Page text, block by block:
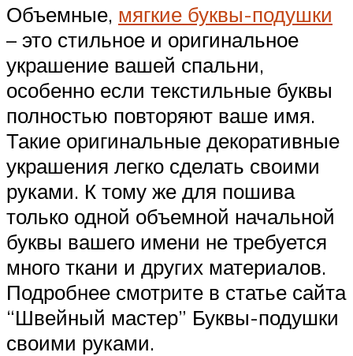
Объемные, мягкие буквы-подушки
– это стильное и оригинальное
украшение вашей спальни,
особенно если текстильные буквы
полностью повторяют ваше имя.
Такие оригинальные декоративные
украшения легко сделать своими
руками. К тому же для пошива
только одной объемной начальной
буквы вашего имени не требуется
много ткани и других материалов.
Подробнее смотрите в статье сайта
“Швейный мастер” Буквы-подушки
своими руками.